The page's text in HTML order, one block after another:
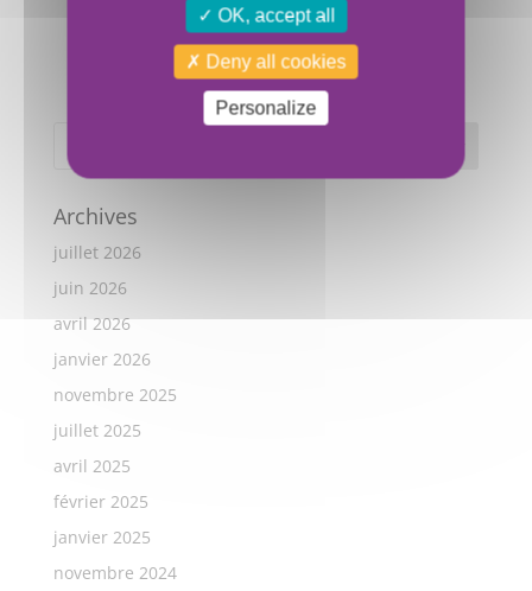
Archives
juillet 2026
juin 2026
avril 2026
janvier 2026
novembre 2025
juillet 2025
avril 2025
février 2025
janvier 2025
novembre 2024
OK, accept all
Deny all cookies
Personalize